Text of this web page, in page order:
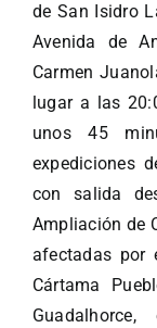
de San Isidro
Avenida de
Carmen
lugar a las
unos 45
expediciones
con salida
Ampliación de
afectadas por
Cártama